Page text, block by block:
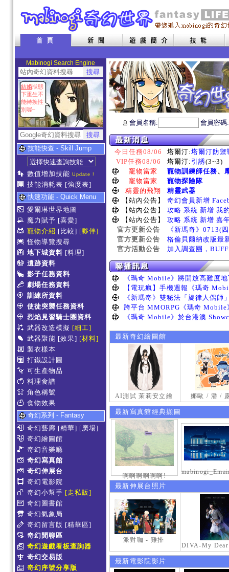
Mabinogi Search Engine
結婚狀態
下重生不
能轉換性
別喔~
技能快查 - Skill Jump
數值增加技能 Update !
技能消耗表 [強度表]
快速功能 - Quick Menu
愛爾琳世界地圖
魔力賦予 [喜愛]
寵物介紹 [比較] [夥伴]
怪物導覽搜尋
地下城資料 [料理]
遺跡資料
影子任務資料
劇場任務資料
訓練所資料
使徒突襲任務資料
烈焰見習騎士團資料
武器改造模擬 [細工]
武器聚能 [效果] [材料]
製衣樣本
打鐵設計圖
可生產物品
料理食譜
角色稱號
食物效果
奇幻系列 - Fantasy
奇幻藝廊 [精華] [廣場]
奇幻繪圖館
奇幻音樂廳
奇幻寫真館
奇幻伸展台
奇幻電影院
奇幻小幫手 [走私販]
奇幻圖書館
奇幻氣象局
奇幻留言版 [精華區]
奇幻閒聊區
奇幻遊戲看板查詢器
奇幻交易版
奇幻序號分享版
會員名稱: 會員密
今日任務08/06 塔爾汀:塔爾汀防禦
VIP任務08/06
塔爾汀: 引誘(3~3)
寵物當家
寵物訓練師任務、
寵物當家
寵物探險隊
精靈的飛翔
精靈武器
【站內公告】
奇幻會員新增
【站內公告】
攻略 系統 新增 我
【站內公告】
攻略 系統 新增 嘉
官方更新公告
《新瑪奇》0713(
官方更新公告
格倫貝爾納改版最
官方活動公告
加入調查團，
最新奇幻繪圖館
AI測試 茉莉安立繪 娜歐 / 潘 /
最新寫真館經典擷圖
啊啊啊啊啊啊!
最新伸展台照片
派對咖 - 雞排
最新電影院影片